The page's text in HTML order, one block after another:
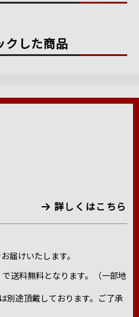
クした商品
詳しくはこちら
届けいたします。
送料無料となります。（一部地
別途頂戴しております。ご了承